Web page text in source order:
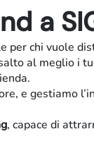
a
per chi vuole
al meglio i
e gestiamo
, capace di